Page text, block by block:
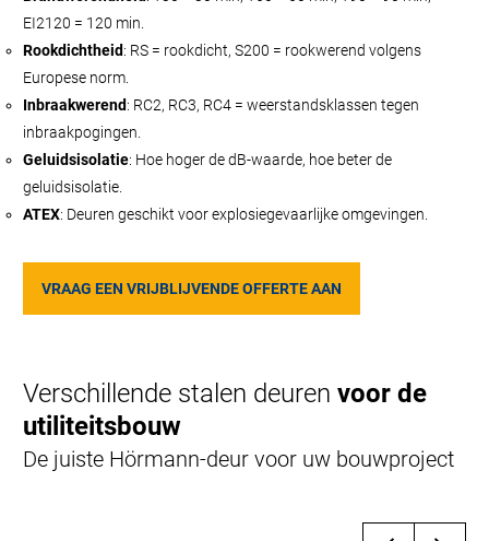
EI2120 = 120 min.
Rookdichtheid: RS = rookdicht, S200 = rookwerend volgens
Europese norm.
Inbraakwerend: RC2, RC3, RC4 = weerstandsklassen tegen
inbraakpogingen.
Geluidsisolatie: Hoe hoger de dB-waarde, hoe beter de
geluidsisolatie.
ATEX: Deuren geschikt voor explosiegevaarlijke omgevingen.
VRAAG EEN VRIJBLIJVENDE OFFERTE AAN
Verschillende stalen deurenvoor de
utiliteitsbouw
De juiste Hörmann-deur voor uw bouwproject